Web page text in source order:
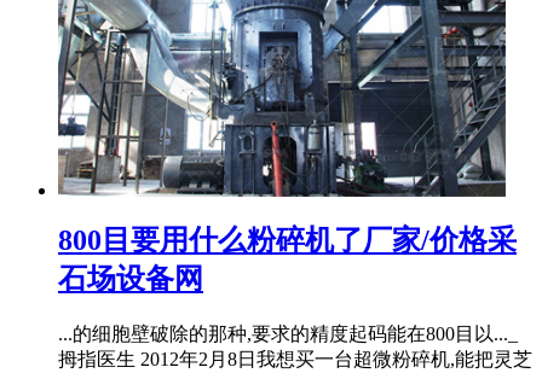
800目要用什么粉碎机了厂家/价格采
石场设备网
...的细胞壁破除的那种,要求的精度起码能在800目以..._
拇指医生 2012年2月8日我想买一台超微粉碎机,能把灵芝